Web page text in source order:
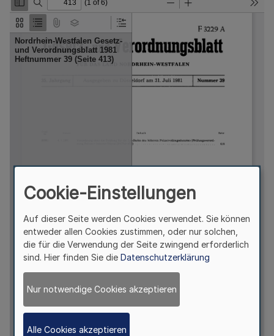
Cookie-Einstellungen
Auf dieser Seite werden Cookies verwendet. Sie können
entweder allen Cookies zustimmen, oder nur solchen,
die für die Verwendung der Seite zwingend erforderlich
sind. Hier finden Sie die Datenschutzerklärung
Nur notwendige Cookies akzeptieren
Alle Cookies akzeptieren